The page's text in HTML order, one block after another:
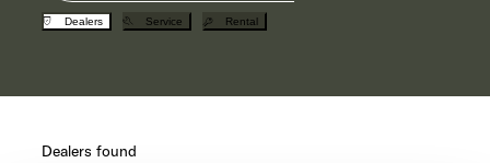
Dealerslocator
Dealers Service Rental
Dealers found